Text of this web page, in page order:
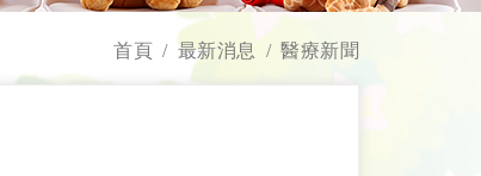
首頁 最新消息 醫療新聞